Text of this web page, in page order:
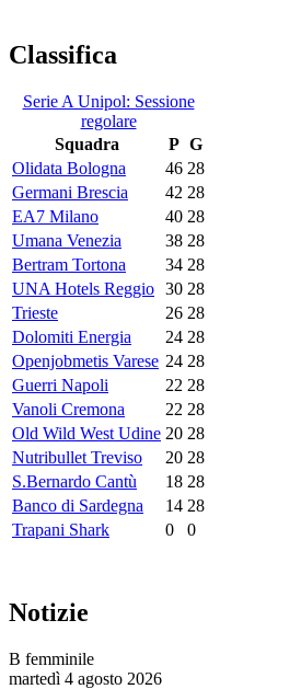
Classifica
Serie A Unipol: Sessione
regolare
Squadra
P G
Olidata Bologna
46 28
Germani Brescia
42 28
EA7 Milano
40 28
Umana Venezia
38 28
Bertram Tortona
34 28
UNA Hotels Reggio 30 28
Trieste
26 28
Dolomiti Energia
24 28
Openjobmetis Varese 24 28
Guerri Napoli
22 28
Vanoli Cremona
22 28
Old Wild West Udine 20 28
Nutribullet Treviso
20 28
S.Bernardo Cantù
18 28
Banco di Sardegna
14 28
Trapani Shark
0 0
Notizie
B femminile
martedì 4 agosto 2026